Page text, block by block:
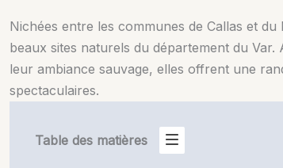
Nichées entre les communes de Callas et
beaux sites naturels du département du
leur ambiance sauvage, elles offrent une
spectaculaires.
Table des matières